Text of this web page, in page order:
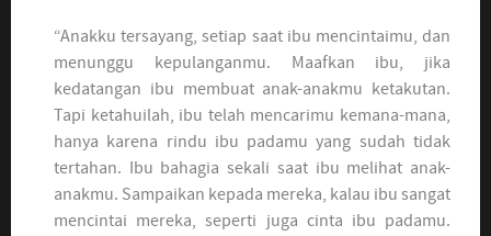
“Anakku tersayang, setiap saat ibu mencintaimu, dan
menunggu kepulanganmu. Maafkan ibu, jika
kedatangan ibu membuat anak-anakmu ketakutan.
Tapi ketahuilah, ibu telah mencarimu kemana-mana,
hanya karena rindu ibu padamu yang sudah tidak
tertahan. Ibu bahagia sekali saat ibu melihat anak-
anakmu. Sampaikan kepada mereka, kalau ibu sangat
mencintai mereka, seperti juga cinta ibu padamu.